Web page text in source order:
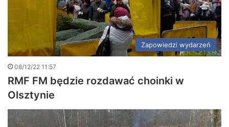
Zapowiedzi wydarzeń
08/12/22 11:57
RMF FM będzie rozdawać choinki w
Olsztynie